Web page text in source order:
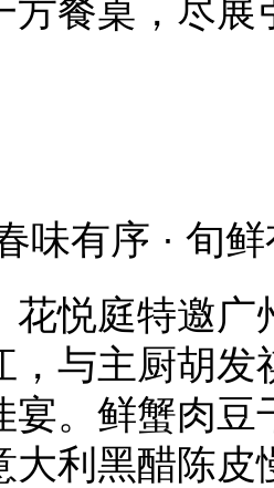
方餐桌，尽
有序 · 旬鲜
花悦庭特邀
，与主厨胡
宴。鲜蟹肉
大利黑醋陈